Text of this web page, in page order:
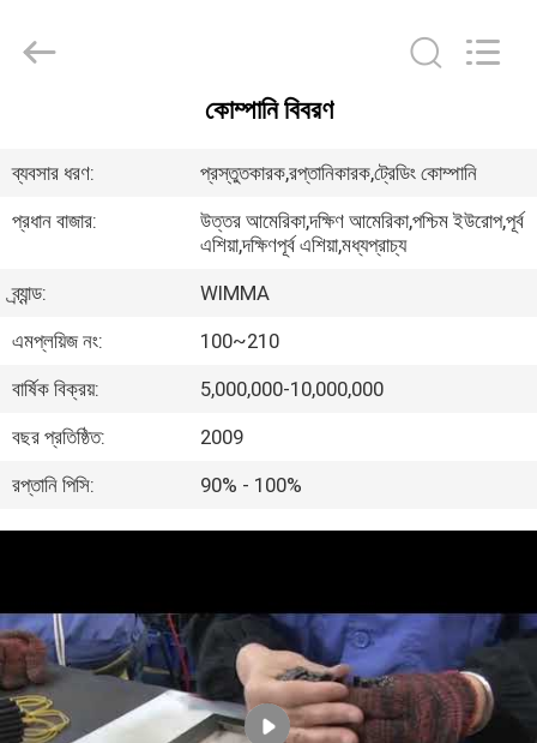
পণ্য
ভিডিও
আমাদের
সম্বন্ধে
কারখানা
পরিদর্শন
গুণমান
নিয়ন্ত্রণ
খবর
Parts
কোম্পানি বিবরণ
ব্যবসার ধরণ:
প্রস্তুতকারক,রপ্তানিকারক,ট্রেডিং কোম্পানি
প্রধান বাজার:
উত্তর আমেরিকা,দক্ষিণ আমেরিকা,পশ্চিম ইউরোপ,পূর্ব
এশিয়া,দক্ষিণপূর্ব এশিয়া,মধ্যপ্রাচ্য
ব্র্যান্ড:
WIMMA
এমপ্লয়িজ নং:
100~210
বার্ষিক বিক্রয়:
5,000,000-10,000,000
বছর প্রতিষ্ঠিত:
2009
রপ্তানি পিসি:
90% - 100%